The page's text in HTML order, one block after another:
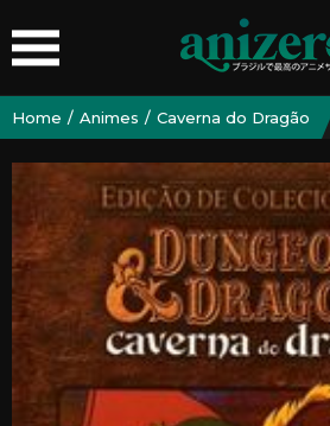
Home Animes Caverna do Dragão